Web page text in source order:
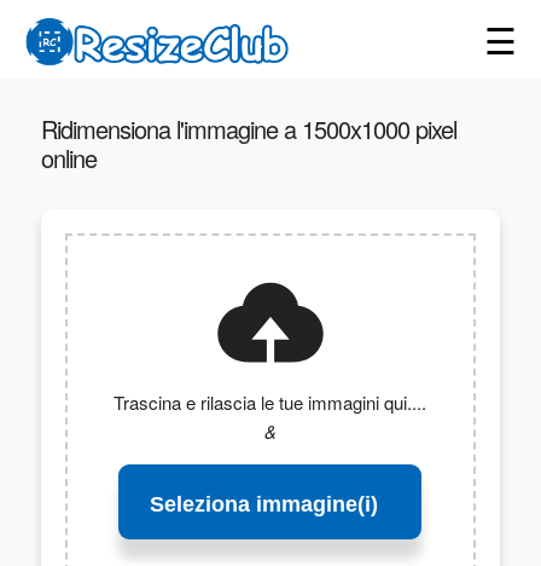
☰
Ridimensiona l'immagine a 1500x1000 pixel
online
Trascina e rilascia le tue immagini qui....
&
Seleziona immagine(i)